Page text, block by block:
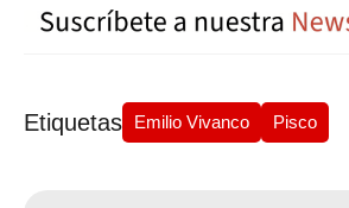
Etiquetas Emilio Vivanco Pisco